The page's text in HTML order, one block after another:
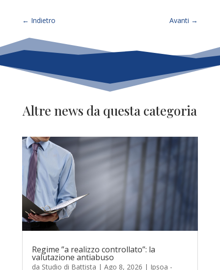
← Indietro Avanti →
Altre news da questa categoria
Regime ”a realizzo controllato”: la
valutazione antiabuso
da Studio di Battista | Ago 8, 2026 | Ipsoa -